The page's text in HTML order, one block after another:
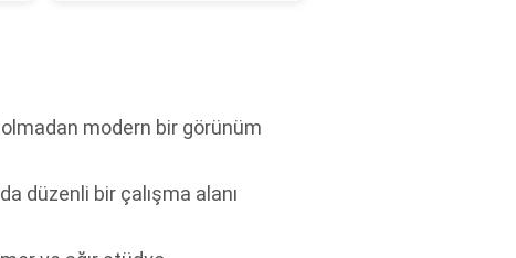
modern bir görünüm
düzenli bir çalışma alanı